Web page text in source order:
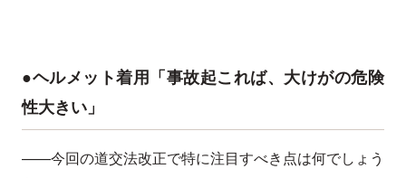
●ヘルメット着用「事故起これば、大けがの危険
性大きい」
——今回の道交法改正で特に注目すべき点は何でしょう